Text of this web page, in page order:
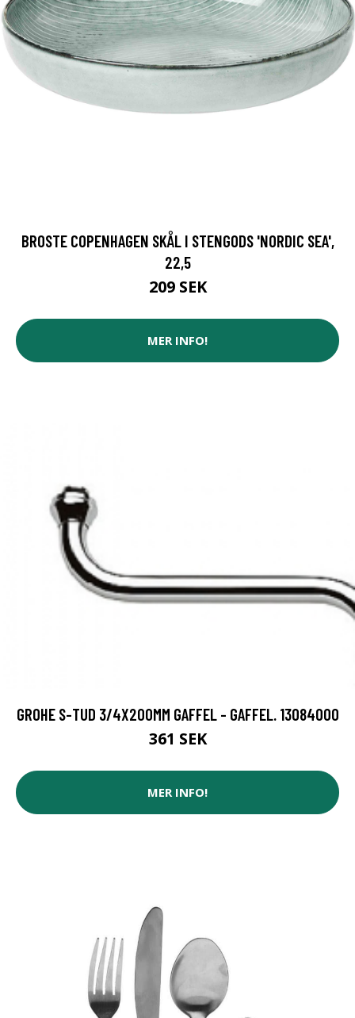
BROSTE COPENHAGEN SKÅL I STENGODS 'NORDIC SEA',
22,5
209 SEK
MER INFO!
GROHE S-TUD 3/4X200MM GAFFEL - GAFFEL. 13084000
361 SEK
MER INFO!